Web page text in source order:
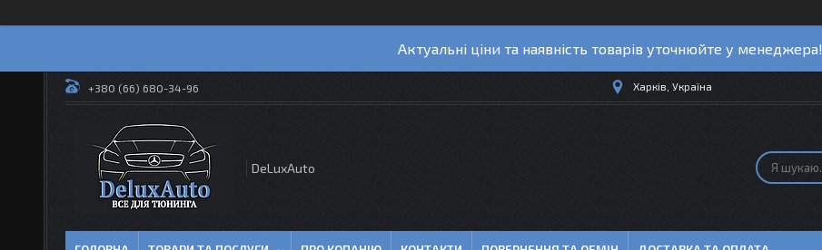
Актуальні ціни та наявність товарів уточнюйте у менеджера!
+380 (66) 680-34-96 Харків, Україна
DeLuxAuto